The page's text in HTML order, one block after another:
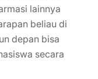
lainnya
beliau di
depan bisa
secara